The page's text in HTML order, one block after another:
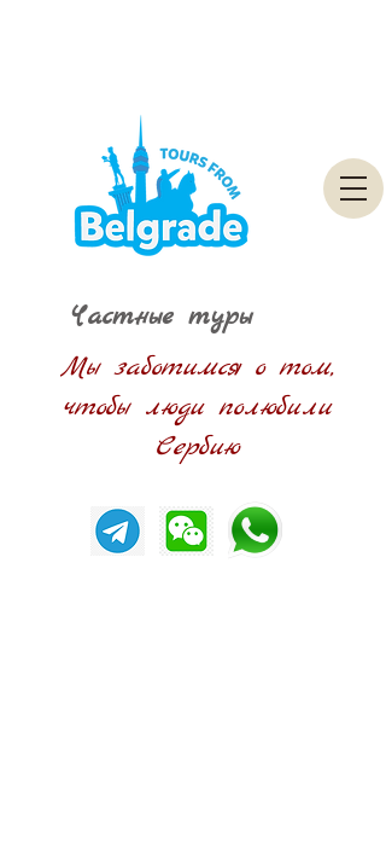
Мы заботимся о том,
чтобы люди полюбили
Сербию
Частные туры